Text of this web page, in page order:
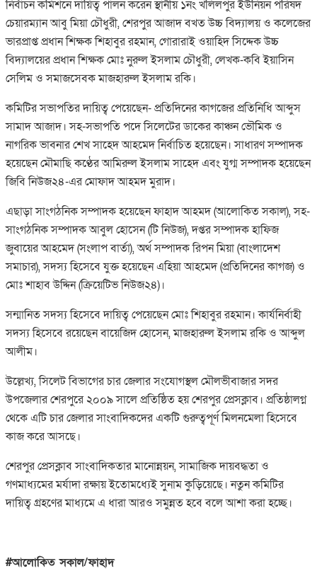
নির্বাচন কমিশনে দায়িত্ব পালন করেন স্থানীয় ১নং খলিলপুর ইউনিয়ন পরিষদ
চেয়ারম্যান আবু মিয়া চৌধুরী, শেরপুর আজাদ বখত উচ্চ বিদ্যালয় ও কলেজের
ভারপ্রাপ্ত প্রধান শিক্ষক শিহাবুর রহমান, গোরারাই ওয়াহিদ সিদ্দেক উচ্চ
বিদ্যালয়ের প্রধান শিক্ষক মোঃ নুরুল ইসলাম চৌধুরী, লেখক-কবি ইয়াসিন
সেলিম ও সমাজসেবক মাজহারুল ইসলাম রকি।
কমিটির সভাপতির দায়িত্ব পেয়েছেন- প্রতিদিনের কাগজের প্রতিনিধি আব্দুস
সামাদ আজাদ। সহ-সভাপতি পদে সিলেটের ডাকের কাঞ্চন ভৌমিক ও
নাগরিক ভাবনার শেখ সাহেদ আহমেদ নির্বাচিত হয়েছেন। সাধারণ সম্পাদক
হয়েছেন মৌমাছি কণ্ঠের আমিরুল ইসলাম সাহেদ এবং যুগ্ম সম্পাদক হয়েছেন
জিবি নিউজ২৪-এর মোফাদ আহমদ মুরাদ।
এছাড়া সাংগঠনিক সম্পাদক হয়েছেন ফাহাদ আহমদ (আলোকিত সকাল), সহ-
সাংগঠনিক সম্পাদক আবুল হোসেন (টি নিউজ), দপ্তর সম্পাদক হাফিজ
জুবায়ের আহমেদ (সংলাপ বার্তা), অর্থ সম্পাদক রিপন মিয়া (বাংলাদেশ
সমাচার), সদস্য হিসেবে যুক্ত হয়েছেন এহিয়া আহমেদ (প্রতিদিনের কাগজ) ও
মোঃ শাহাব উদ্দিন (ক্রিয়েটিভ নিউজ২৪)।
সন্মানিত সদস্য হিসেবে দায়িত্ব পেয়েছেন মোঃ শিহাবুর রহমান। কার্যনির্বাহী
সদস্য হিসেবে রয়েছেন বায়েজিদ হোসেন, মাজহারুল ইসলাম রকি ও আব্দুল
আলীম।
উল্লেখ্য, সিলেট বিভাগের চার জেলার সংযোগস্থল মৌলভীবাজার সদর
উপজেলার শেরপুরে ২০০৯ সালে প্রতিষ্ঠিত হয় শেরপুর প্রেসক্লাব। প্রতিষ্ঠালগ্ন
থেকে এটি চার জেলার সাংবাদিকদের একটি গুরুত্বপূর্ণ মিলনমেলা হিসেবে
কাজ করে আসছে।
শেরপুর প্রেসক্লাব সাংবাদিকতার মানোন্নয়ন, সামাজিক দায়বদ্ধতা ও
গণমাধ্যমের মর্যাদা রক্ষায় ইতোমধ্যেই সুনাম কুড়িয়েছে। নতুন কমিটির
দায়িত্ব গ্রহণের মাধ্যমে এ ধারা আরও সমুন্নত হবে বলে আশা করা হচ্ছে।
#আলোকিত সকাল/ফাহাদ